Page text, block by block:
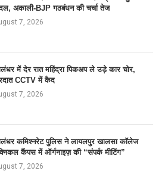
अकाली-BJP गठबंधन की चर्चा तेज
7, 2026
में देर रात महिंद्रा पिकअप ले उड़े कार चोर,
CCTV में कैद
7, 2026
कमिश्नरेट पुलिस ने लायलपुर खालसा कॉलेज
कैंपस में ऑर्गनाइज़ की “संपर्क मीटिंग”
7, 2026